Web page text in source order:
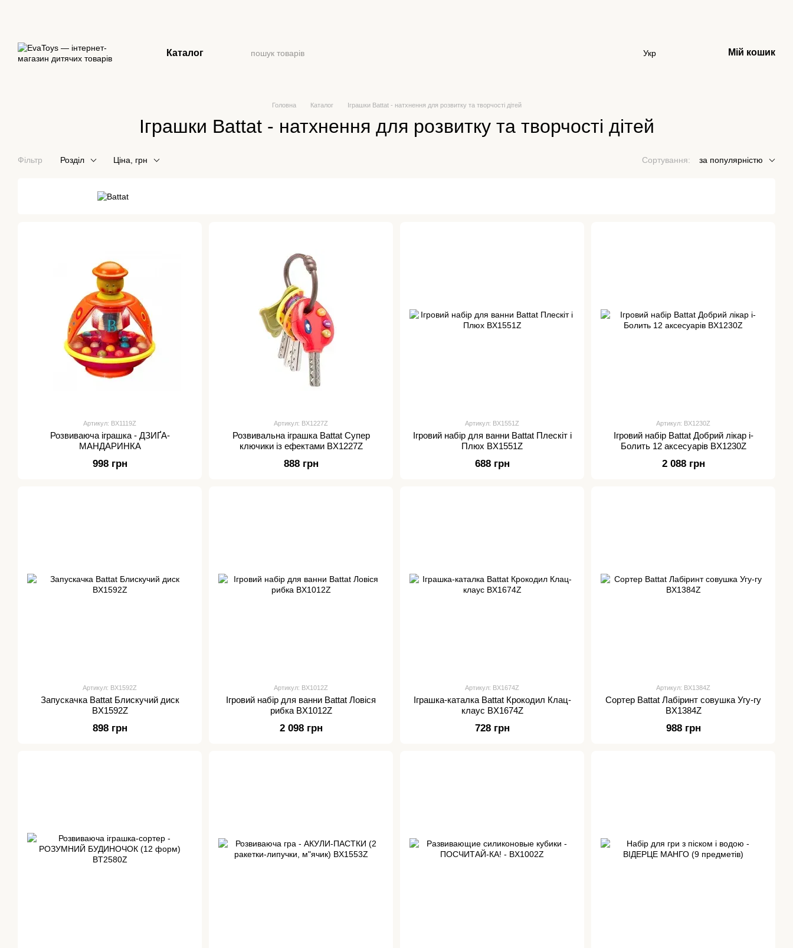
Каталог Укр Мій кошик
Головна Каталог Іграшки Battat - натхнення для розвитку та творчості дітей
Іграшки Battat - натхнення для розвитку та творчості дітей
Фільтр Розділ Ціна, грн Сортування: за популярністю
Артикул: BX1119Z
Розвиваюча іграшка - ДЗИҐА-
МАНДАРИНКА
998 грн
Артикул: BX1227Z
Розвивальна іграшка Battat Супер
ключики із ефектами BX1227Z
888 грн
Артикул: BX1551Z
Ігровий набір для ванни Battat Плескіт і
Плюх BX1551Z
688 грн
Артикул: BX1230Z
Ігровий набір Battat Добрий лікар i-
Болить 12 аксесуарів BX1230Z
2 088 грн
Артикул: BX1592Z
Запускачка Battat Блискучий диск
BX1592Z
898 грн
Артикул: BX1012Z
Ігровий набір для ванни Battat Ловіся
рибка BX1012Z
2 098 грн
Артикул: BX1674Z
Іграшка-каталка Battat Крокодил Клац-
клаус BX1674Z
728 грн
Артикул: BX1384Z
Сортер Battat Лабіринт совушка Угу-гу
BX1384Z
988 грн